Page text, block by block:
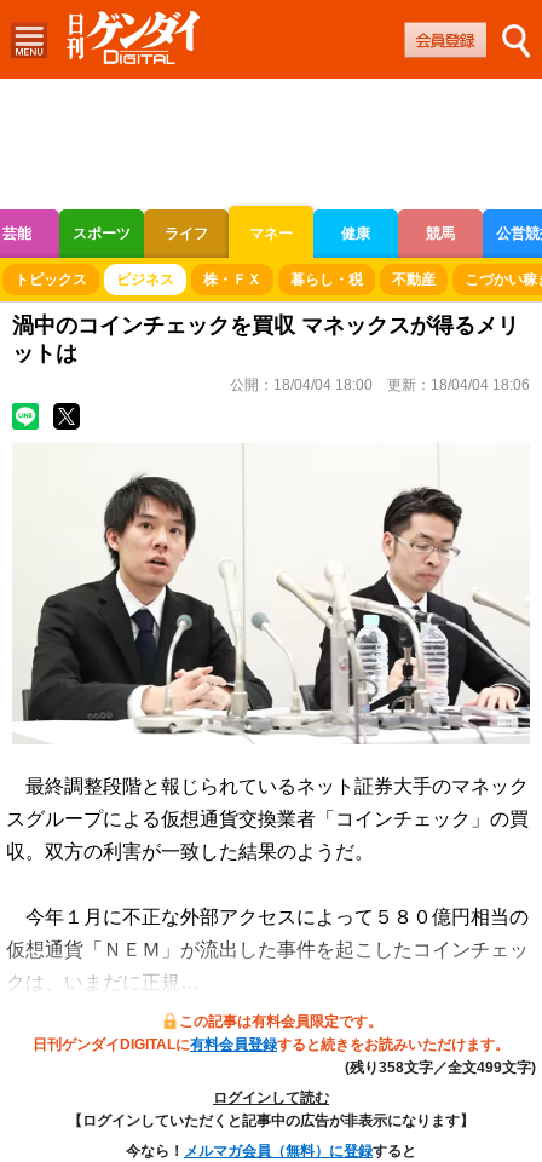
芸能 スポーツ ライフ マネー 健康 競馬 公営
ボートレース 競輪 オートレース
トピックス ビジネス 株・ＦＸ 暮らし・税 不動産 こづかい稼
渦中のコインチェックを買収 マネックスが得るメリ
ットは
公開： 18/04/04 18:00 更新： 18/04/04 18:06
最終調整段階と報じられているネット証券大手のマネック
スグループによる仮想通貨交換業者「コインチェック」の買
収。双方の利害が一致した結果のようだ。
今年１月に不正な外部アクセスによって５８０億円相当の
仮想通貨「ＮＥＭ」が流出した事件を起こしたコインチェッ
クは、いまだに正規…
この記事は有料会員限定です。
日刊ゲンダイDIGITALに有料会員登録すると続きをお読みいただけます。
(残り358文字／全文499文字)
ログインして読む
【ログインしていただくと記事中の広告が非表示になります】
今なら！ メルマガ会員（無料）に登録すると